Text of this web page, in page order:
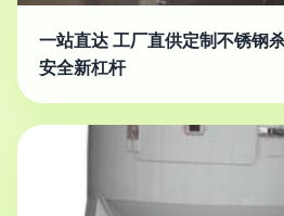
一站直达 工厂直供定制不锈钢
安全新杠杆